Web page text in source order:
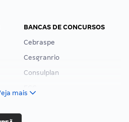
BANCAS DE CONCURSOS
Cebraspe
Cesgranrio
Consulplan
mais